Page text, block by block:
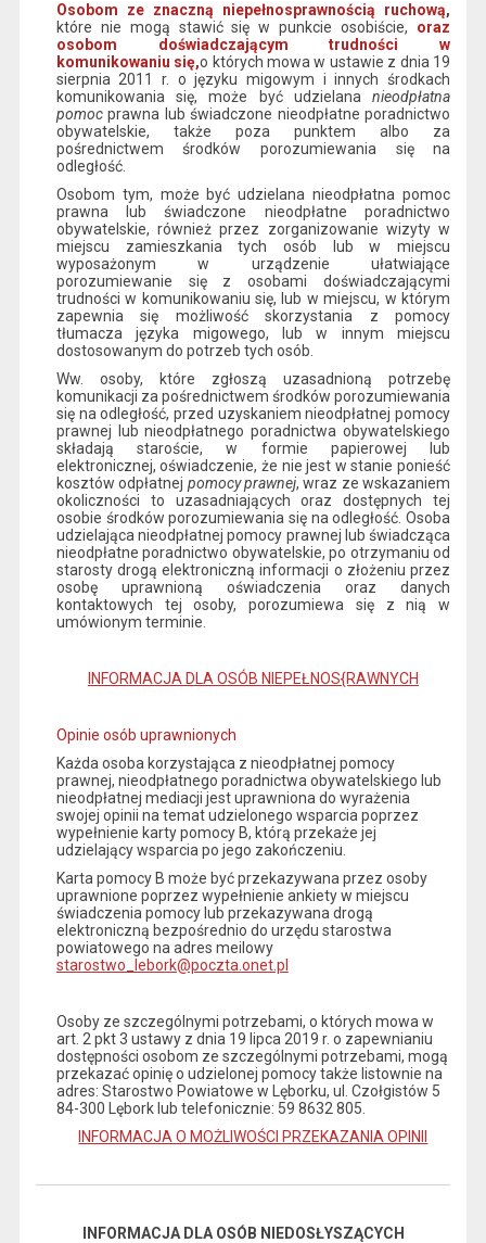
Osobom ze znaczną niepełnosprawnością ruchową,
które nie mogą stawić się w punkcie osobiście, oraz
osobom doświadczającym trudności w
komunikowaniu się,o których mowa w ustawie z dnia 19
sierpnia 2011 r. o języku migowym i innych środkach
komunikowania się, może być udzielananieodpłatna
pomocprawna lub świadczone nieodpłatne poradnictwo
obywatelskie, także poza punktem albo za
pośrednictwem środków porozumiewania się na
odległość.
Osobom tym, może być udzielana nieodpłatna pomoc
prawna lub świadczone nieodpłatne poradnictwo
obywatelskie, również przez zorganizowanie wizyty w
miejscu zamieszkania tych osób lub w miejscu
wyposażonym w urządzenie ułatwiające
porozumiewanie się z osobami doświadczającymi
trudności w komunikowaniu się, lub w miejscu, w którym
zapewnia się możliwość skorzystania z pomocy
tłumacza języka migowego, lub w innym miejscu
dostosowanym do potrzeb tych osób.
Ww. osoby, które zgłoszą uzasadnioną potrzebę
komunikacji za pośrednictwem środków porozumiewania
się na odległość, przed uzyskaniem nieodpłatnej pomocy
prawnej lub nieodpłatnego poradnictwa obywatelskiego
składają staroście, w formie papierowej lub
elektronicznej, oświadczenie, że nie jest w stanie ponieść
kosztów odpłatnej pomocy prawnej, wraz ze wskazaniem
okoliczności to uzasadniających oraz dostępnych tej
osobie środków porozumiewania się na odległość. Osoba
udzielająca nieodpłatnej pomocy prawnej lub świadcząca
nieodpłatne poradnictwo obywatelskie, po otrzymaniu od
starosty drogą elektroniczną informacji o złożeniu przez
osobę uprawnioną oświadczenia oraz danych
kontaktowych tej osoby, porozumiewa się z nią w
umówionym terminie.
INFORMACJA DLA OSÓB NIEPEŁNOS{RAWNYCH
Opinie osób uprawnionych
Każda osoba korzystająca z nieodpłatnej pomocy
prawnej, nieodpłatnego poradnictwa obywatelskiego lub
nieodpłatnej mediacji jest uprawniona do wyrażenia
swojej opinii na temat udzielonego wsparcia poprzez
wypełnienie karty pomocy B, którą przekaże jej
udzielający wsparcia po jego zakończeniu.
Karta pomocy B może być przekazywana przez osoby
uprawnione poprzez wypełnienie ankiety w miejscu
świadczenia pomocy lub przekazywana drogą
elektroniczną bezpośrednio do urzędu starostwa
powiatowego na adres meilowy
starostwo_lebork@poczta.onet.pl
Osoby ze szczególnymi potrzebami, o których mowa w
art. 2 pkt 3 ustawy z dnia 19 lipca 2019 r. o zapewnianiu
dostępności osobom ze szczególnymi potrzebami, mogą
przekazać opinię o udzielonej pomocy także listownie na
adres: Starostwo Powiatowe w Lęborku, ul. Czołgistów 5
84-300 Lębork lub telefonicznie: 59 8632 805.
INFORMACJA O MOŻLIWOŚCI PRZEKAZANIA OPINII
INFORMACJA DLA OSÓB NIEDOSŁYSZĄCYCH